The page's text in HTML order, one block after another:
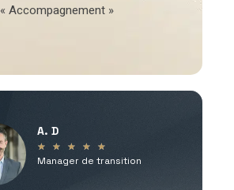
« Accompagnement »
A. D
★ ★ ★ ★ ★
Manager de transition